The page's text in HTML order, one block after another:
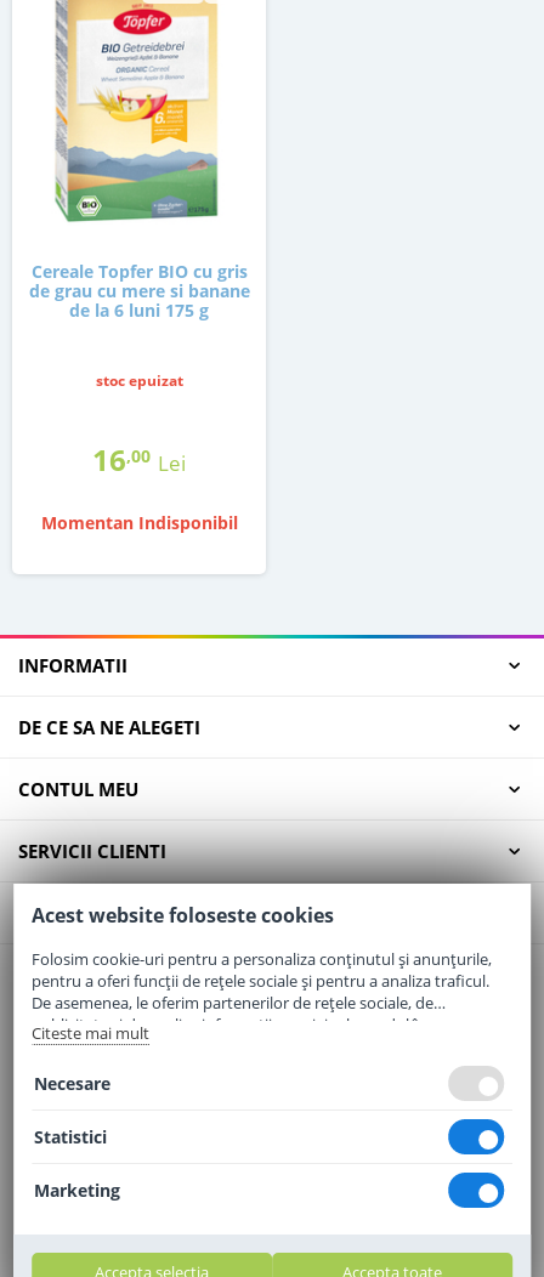
Cereale Topfer BIO cu gris
de grau cu mere si banane
de la 6 luni 175 g
stoc epuizat
16,00 Lei
Momentan Indisponibil
INFORMATII
DE CE SA NE ALEGETI
CONTUL MEU
SERVICII CLIENTI
CONTACT
Email:office@elaptepraf.ro
Telefon:0745-964-449
Adresa:Sos. Borsului, Nr. 20, Oradea, Jud. Bihor
Acest website foloseste cookies
Folosim cookie-uri pentru a personaliza conținutul și anunțurile,
pentru a oferi funcții de rețele sociale și pentru a analiza traficul.
De asemenea, le oferim partenerilor de rețele sociale, de
publicitate și de analize informații cu privire la modul în care
folosiți site-ul nostru. Aceștia le pot combina cu alte informații
Citeste mai mult
Necesare
Statistici
Marketing
Accepta selectia Accepta toate